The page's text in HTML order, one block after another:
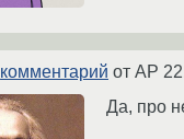
комментарий от AP
Да, про